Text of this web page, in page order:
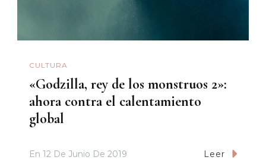
CULTURA
«Godzilla, rey de los monstruos 2»:
ahora contra el calentamiento
global
En 12 De Junio De 2019 Leer